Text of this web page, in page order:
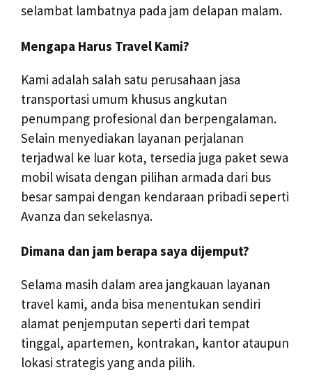
selambat lambatnya pada jam delapan malam.
Mengapa Harus Travel Kami?
Kami adalah salah satu perusahaan jasa
transportasi umum khusus angkutan
penumpang profesional dan berpengalaman.
Selain menyediakan layanan perjalanan
terjadwal ke luar kota, tersedia juga paket sewa
mobil wisata dengan pilihan armada dari bus
besar sampai dengan kendaraan pribadi seperti
Avanza dan sekelasnya.
Dimana dan jam berapa saya dijemput?
Selama masih dalam area jangkauan layanan
travel kami, anda bisa menentukan sendiri
alamat penjemputan seperti dari tempat
tinggal, apartemen, kontrakan, kantor ataupun
lokasi strategis yang anda pilih.